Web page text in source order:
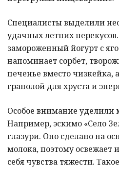
Специалисты выделили
удачных летних
замороженный йогурт с
напоминает сорбет,
печенье вместо чизкейка,
гранолой для хруста и
Особое внимание уделили
Например, эскимо «Село
глазури. Оно сделано на
молока, поэтому освежает
себя чувства тяжести.